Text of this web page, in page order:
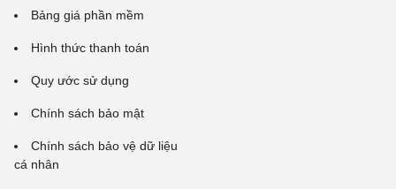
Bảng giá phần mềm
Hình thức thanh toán
Quy ước sử dụng
Chính sách bảo mật
Chính sách bảo vệ dữ liệu
cá nhân